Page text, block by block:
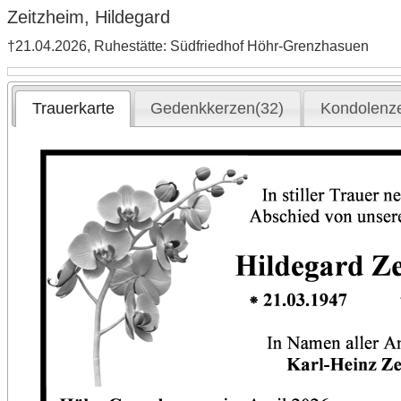
Zeitzheim, Hildegard
†21.04.2026, Ruhestätte: Südfriedhof Höhr-Grenzhasuen
Trauerkarte Gedenkkerzen(32)